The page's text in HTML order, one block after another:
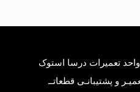
تعمیرات درسا استوک
و پشتیبانـی قطعاتــ